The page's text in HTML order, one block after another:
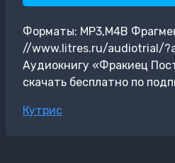
Форматы: MP3,M4B
//www.litres.ru/audiotrial/
Аудиокнигу «Фракиец
скачать бесплатно по
Метки
Кутрис